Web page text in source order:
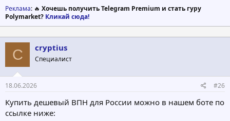
Реклама: 🔥 Хочешь получить Telegram Premium и стать гуру
Polymarket? Кликай сюда!
C cryptius
Специалист
18.06.2026 #26
Купить дешевый ВПН для России можно в нашем боте по
ссылке ниже: